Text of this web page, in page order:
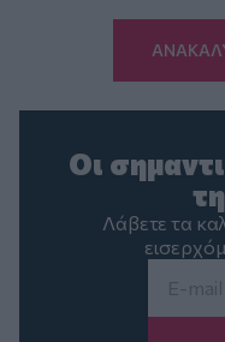
Οι
Λάβετε τα